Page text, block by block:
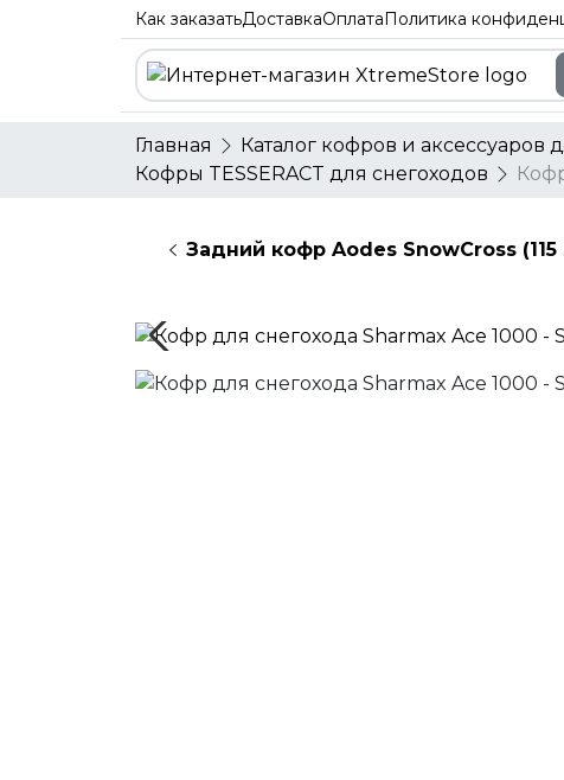
Как заказатьДоставкаОплатаПолитика
Главная Каталог кофров и аксессуаров
Кофры TESSERACT для снегоходов
Задний кофр Aodes SnowCross (115